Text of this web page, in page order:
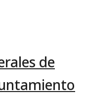
de